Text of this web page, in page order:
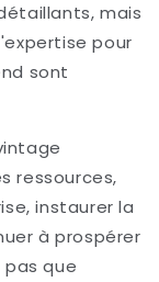
mais
pour
sont
ressources,
instaurer la
à prospérer
pas que